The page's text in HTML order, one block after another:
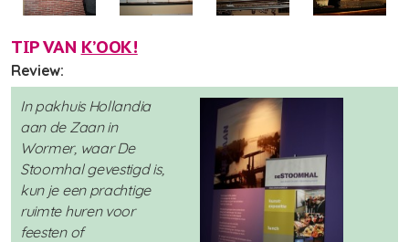
TIP VAN K’OOK!
Review:
In pakhuis Hollandia
aan de Zaan in
Wormer, waar De
Stoomhal gevestigd is,
kun je een prachtige
ruimte huren voor
feesten of